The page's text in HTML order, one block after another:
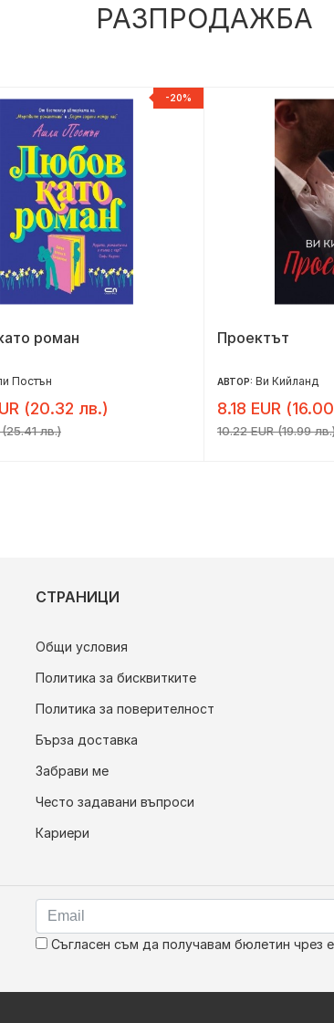
РАЗПРОДАЖБА
-20%
роман
Постън
(20.32 лв.)
(25.41 лв.)
Проектът
АВТОР: Ви Кийланд
8.18 EUR
10.22 EUR (19.99
СТРАНИЦИ
Общи условия
Политика за бисквитките
Политика за поверителност
Бърза доставка
Забрави ме
Често задавани въпроси
Кариери
Съгласен съм да получавам бюлетин чрез